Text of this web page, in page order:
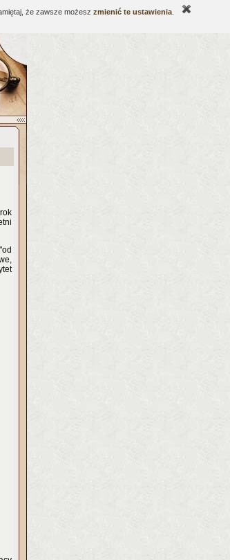
że zawsze możesz zmienić te ustawienia